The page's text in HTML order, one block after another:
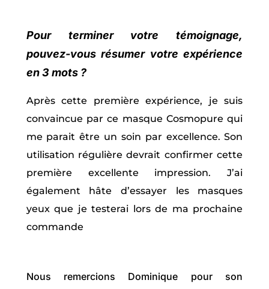
Pour terminer votre témoignage,
pouvez-vous résumer votre expérience
en 3 mots ?
Après cette première expérience, je suis
convaincue par ce masque Cosmopure qui
me parait être un soin par excellence. Son
utilisation régulière devrait confirmer cette
première excellente impression. J’ai
également hâte d’essayer les masques
yeux que je testerai lors de ma prochaine
commande
Nous remercions Dominique pour son